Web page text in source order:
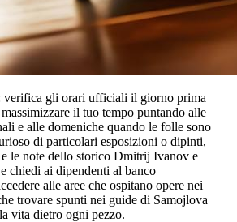
verifica gli orari ufficiali il giorno prima
il tuo tempo puntando alle
e alle domeniche quando le folle sono
di particolari esposizioni o dipinti,
le note dello storico Dmitrij Ivanov e
chiedi ai dipendenti al banco
alle aree che ospitano opere nei
trovare spunti nei guide di Samojlova
vita dietro ogni pezzo.